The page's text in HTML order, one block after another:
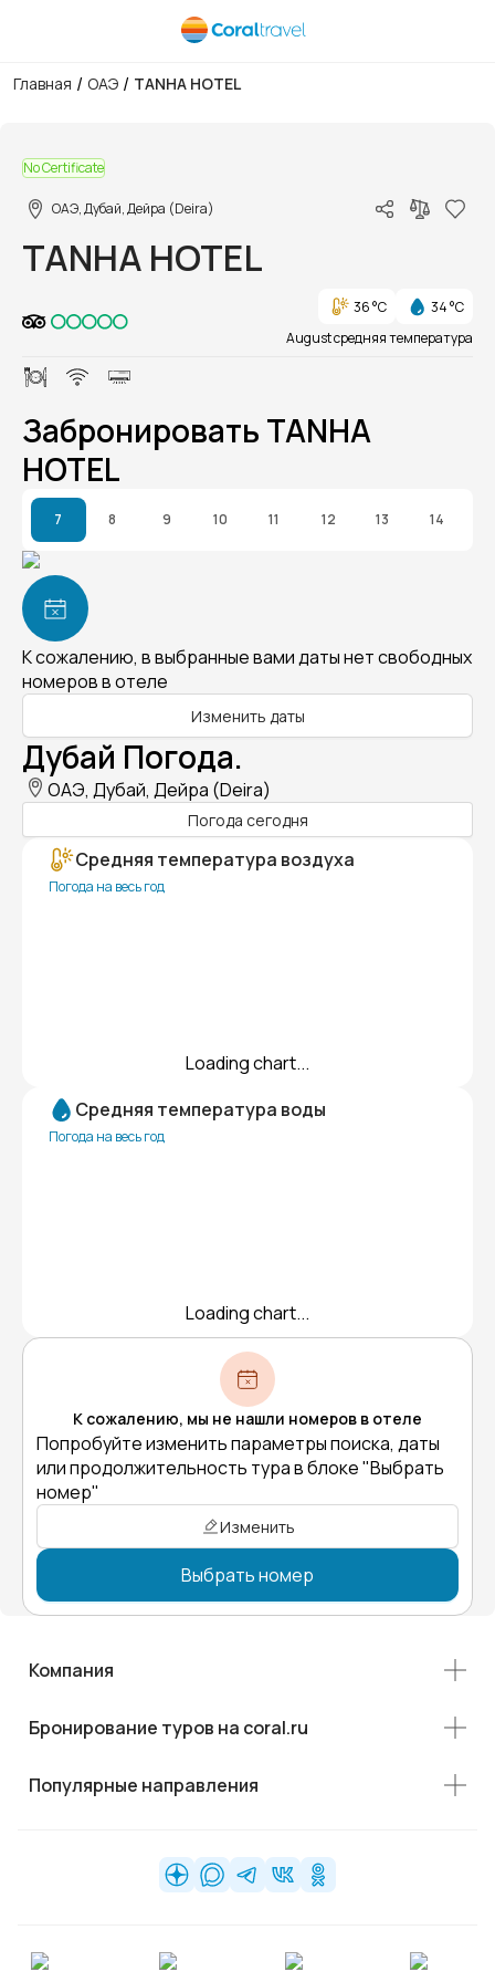
Главная / ОАЭ / TANHA HOTEL
No Certificate
ОАЭ, Дубай, Дейра (Deira)
TANHA HOTEL
36 °C
34 °C
August средняя температура
Забронировать TANHA
HOTEL
7 8 9 10 11 12 13 14
К сожалению, в выбранные вами даты нет свободных
номеров в отеле
Изменить даты
Дубай Погода.
ОАЭ, Дубай, Дейра (Deira)
Погода сегодня
Средняя температура воздуха
Погода на весь год
Loading chart...
Средняя температура воды
Погода на весь год
Loading chart...
К сожалению, мы не нашли номеров в отеле
Попробуйте изменить параметры поиска, даты
или продолжительность тура в блоке "Выбрать
номер"
Изменить
Выбрать номер
Компания
Бронирование туров на coral.ru
Популярные направления